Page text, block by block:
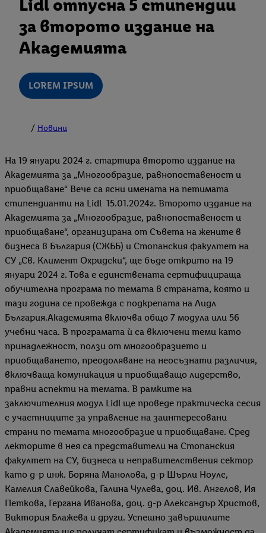
Lidl отпусна 5 стипендии
за второто издание на
Академията
LOREM IPSUM
Новини
На 19 януари 2024 г. стартира второто издание на
Академията за „Многообразие, равнопоставеност и
приобщаване“ Вече са ясни имената на петимата
стипендианти на Lidl 15.01.2024г. Второто издание на
Академията за „Многообразие, равнопоставеност и
приобщаване“, организирана от Съвета на жените в
бизнеса в България (СЖББ) и Стопанския факултет на
СУ „Св. Климент Охридски“, ще бъде открито на 19
януари 2024 г. Това е единствената сертифицираща
обучителна програма по темата в страната, която и
тази година се провежда с подкрепата на Лидл
България.Академията включва общо 7 модула или 56
учебни часа. В програмата ѝ са включени теми като
принадлежност, ползи от многообразието и
приобщаването, преодоляване на неосъзнати различия,
включваща комуникация и приобщаващо лидерство,
правни аспекти на темата. В рамките на
заключителния модул Lidl ще проведе практическа сесия
с участниците за управление на заинтересовани
страни по темата многообразие и приобщаване. Сред
лекторите в нея са представители на Стопанския
факултет на СУ, бизнеса и неправителствения сектор
като д-р инж. Боряна Манолова, д-р Шърли Ноулс,
Камелия Славейкова, Галина Чулева, доц. Ив. Ангелов, Ия
Петкова, Гергана Иванова, доц. д-р Александър Христов,
Виктория Блажева и други. Успешно завършилите